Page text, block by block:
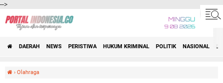
-->
MINGGU
9 08 2026
DAERAH NEWS PERISTIWA HUKUM KRIMINAL POLITIK NASIONAL
› Olahraga